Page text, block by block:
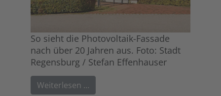
So sieht die Photovoltaik-Fassade
nach über 20 Jahren aus. Foto: Stadt
Regensburg / Stefan Effenhauser
Weiterlesen …